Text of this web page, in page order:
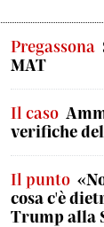
Pregassona
MAT
Il caso
verifiche
Il punto
cosa c'è
Trump alla